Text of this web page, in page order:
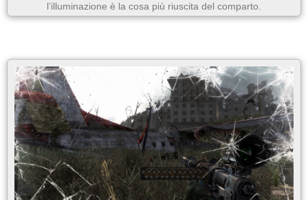
l’illuminazione è la cosa più riuscita del comparto.